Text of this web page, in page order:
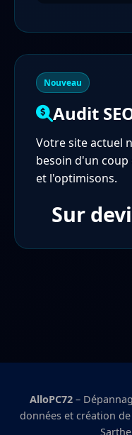
Nouveau
Audit
Votre site actuel
besoin d'un coup
et l'optimisons.
Sur
AlloPC72–
données et création